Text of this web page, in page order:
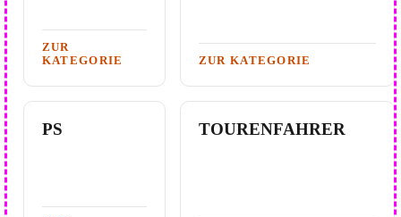
ZUR
KATEGORIE
ZUR KATEGORIE
PS TOURENFAHRER